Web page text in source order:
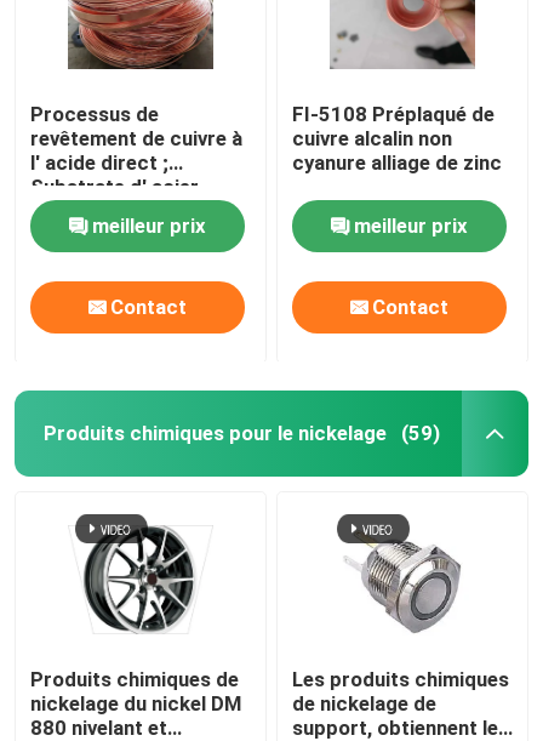
Processus de
revêtement de cuivre à
l' acide direct ;
Substrate d' acier
solution de revêtement
de cuivre à l' acide;
Vêtement de cuivre
brillant; FI-ZL001
meilleur prix
Contact
FI-5108 Préplaqué de
cuivre alcalin non
cyanure alliage de zinc
meilleur prix
Contact
Produits chimiques pour le nickelage (59)
Produits chimiques de
nickelage du nickel DM
880 nivelant et
Les produits chimiques
de nickelage de
support, obtiennent le